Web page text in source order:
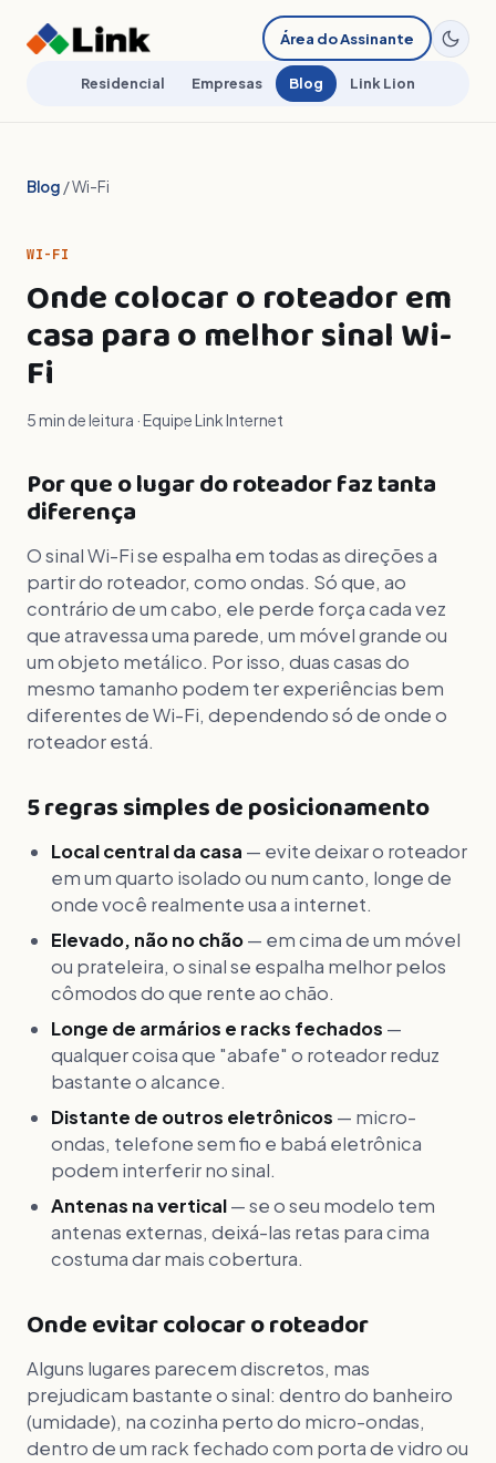
Residencial Empresas Blog Link Lion
Área do Assinante
Blog / Wi-Fi
WI-FI
Onde colocar o roteador em
casa para o melhor sinal Wi-
Fi
5 min de leitura · Equipe Link Internet
Por que o lugar do roteador faz tanta
diferença
O sinal Wi-Fi se espalha em todas as direções a
partir do roteador, como ondas. Só que, ao
contrário de um cabo, ele perde força cada vez
que atravessa uma parede, um móvel grande ou
um objeto metálico. Por isso, duas casas do
mesmo tamanho podem ter experiências bem
diferentes de Wi-Fi, dependendo só de onde o
roteador está.
5 regras simples de posicionamento
Local central da casa — evite deixar o roteador
em um quarto isolado ou num canto, longe de
onde você realmente usa a internet.
Elevado, não no chão— em cima de um móvel
ou prateleira, o sinal se espalha melhor pelos
cômodos do que rente ao chão.
Longe de armários e racks fechados —
qualquer coisa que "abafe" o roteador reduz
bastante o alcance.
Distante de outros eletrônicos — micro-
ondas, telefone sem fio e babá eletrônica
podem interferir no sinal.
Antenas na vertical— se o seu modelo tem
antenas externas, deixá-las retas para cima
costuma dar mais cobertura.
Onde evitar colocar o roteador
Alguns lugares parecem discretos, mas
prejudicam bastante o sinal: dentro do banheiro
(umidade), na cozinha perto do micro-ondas,
dentro de um rack fechado com porta de vidro ou